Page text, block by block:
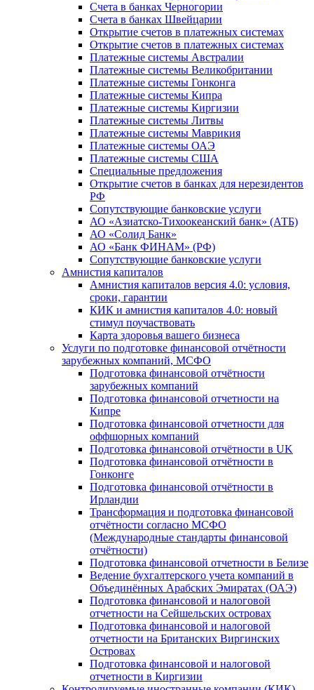
Счета в банках Черногории
Счета в банках Швейцарии
Открытие счетов в платежных системах
Открытие счетов в платежных системах
Платежные системы Австралии
Платежные системы Великобритании
Платежные системы Гонконга
Платежные системы Кипра
Платежные системы Киргизии
Платежные системы Литвы
Платежные системы Маврикия
Платежные системы ОАЭ
Платежные системы США
Специальные предложения
Открытие счетов в банках для нерезидентов
РФ
Сопутствующие банковские услуги
АО «Азиатско-Тихоокеанский банк» (АТБ)
АО «Солид Банк»
АО «Банк ФИНАМ» (РФ)
Сопутствующие банковские услуги
Амнистия капиталов
Амнистия капиталов версия 4.0: условия,
сроки, гарантии
КИК и амнистия капиталов 4.0: новый
стимул поучаствовать
Карта здоровья вашего бизнеса
Услуги по подготовке финансовой отчётности
зарубежных компаний, МСФО
Подготовка финансовой отчётности
зарубежных компаний
Подготовка финансовой отчетности на
Кипре
Подготовка финансовой отчетности для
оффшорных компаний
Подготовка финансовой отчётности в UK
Подготовка финансовой отчётности в
Гонконге
Подготовка финансовой отчётности в
Ирландии
Трансформация и подготовка финансовой
отчётности согласно МСФО
(Международные стандарты финансовой
отчётности)
Подготовка финансовой отчетности в Белизе
Ведение бухгалтерского учета компаний в
Объединённых Арабских Эмиратах (ОАЭ)
Подготовка финансовой и налоговой
отчетности на Сейшельских островах
Подготовка финансовой и налоговой
отчетности на Британских Виргинских
Островах
Подготовка финансовой и налоговой
отчетности в Киргизии